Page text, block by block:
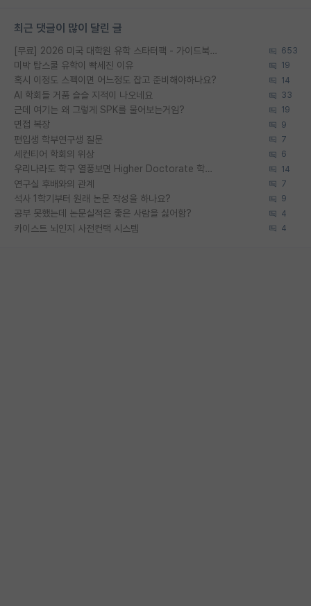
최근 댓글이 많이 달린 글
[무료] 2026 미국 대학원 유학 스타터팩 - 가이드북 & 합격자 컨택메일 템플릿 653
미박 탑스쿨 유학이 빡세진 이유 19
혹시 이정도 스펙이면 어느정도 잡고 준비해야하나요? 14
AI 학회들 거품 슬슬 지적이 나오네요 33
근데 여기는 왜 그렇게 SPK를 물어보는거임? 19
면접 복장 9
편입생 학부연구생 질문 7
세컨티어 학회의 위상 6
우리나라도 학구 열풍보면 Higher Doctorate 학위가 필요하다고 봅니다. 14
연구실 후배와의 관계 7
석사 1학기부터 원래 논문 작성을 하나요? 9
공부 못했는데 논문실적은 좋은 사람을 싫어함? 4
카이스트 뇌인지 사전컨택 시스템 4